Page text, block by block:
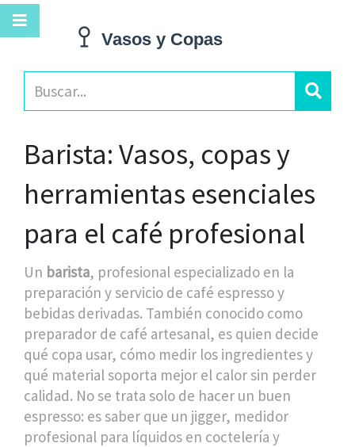
Barista: Vasos, copas y
herramientas esenciales
para el café profesional
Un barista, profesional especializado en la
preparación y servicio de café espresso y
bebidas derivadas. También conocido como
preparador de café artesanal, es quien decide
qué copa usar, cómo medir los ingredientes y
qué material soporta mejor el calor sin perder
calidad. No se trata solo de hacer un buen
espresso: es saber que un jigger, medidor
profesional para líquidos en coctelería y